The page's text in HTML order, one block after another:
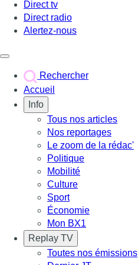
Direct tv
Direct radio
Alertez-nous
Rechercher
Accueil
Info
Tous nos articles
Nos reportages
Le zoom de la rédac'
Politique
Mobilité
Culture
Sport
Économie
Mon BX1
Replay TV
Toutes nos émissions